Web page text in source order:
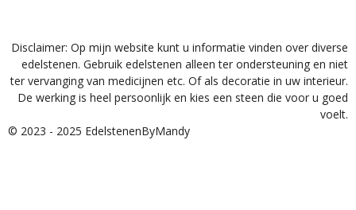
Disclaimer: Op mijn website kunt u informatie vinden over diverse
edelstenen. Gebruik edelstenen alleen ter ondersteuning en niet
ter vervanging van medicijnen etc. Of als decoratie in uw interieur.
De werking is heel persoonlijk en kies een steen die voor u goed
voelt.
© 2023 - 2025 EdelstenenByMandy